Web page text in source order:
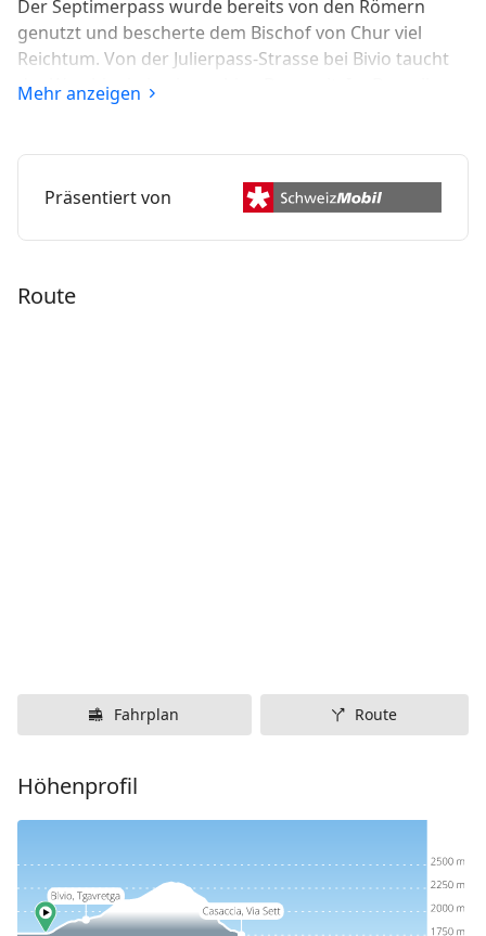
Der Septimerpass wurde bereits von den Römern
genutzt und bescherte dem Bischof von Chur viel
Reichtum. Von der Julierpass-Strasse bei Bivio taucht
der Weg hinein in eine ruhige Bergwelt. Im Bergell
angekommen, sind bereits die kulturellen Einflüsse
Mehr anzeigen
Präsentiert von
Route
Fahrplan Route
Höhenprofil